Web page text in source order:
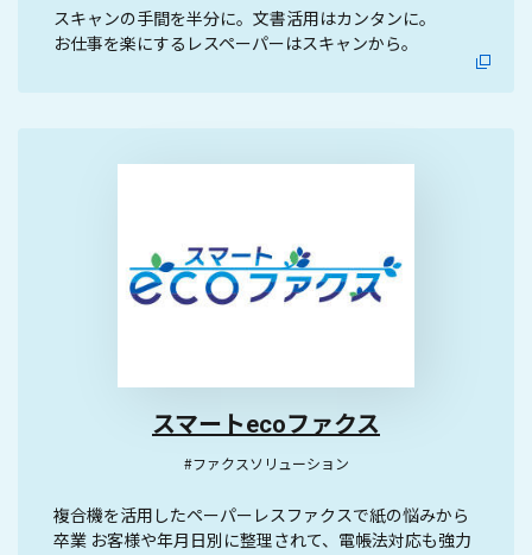
スキャンの手間を半分に。文書活用はカンタンに。
お仕事を楽にするレスペーパーはスキャンから。
スマートecoファクス
#ファクスソリューション
複合機を活用したペーパーレスファクスで紙の悩みから
卒業 お客様や年月日別に整理されて、電帳法対応も強力